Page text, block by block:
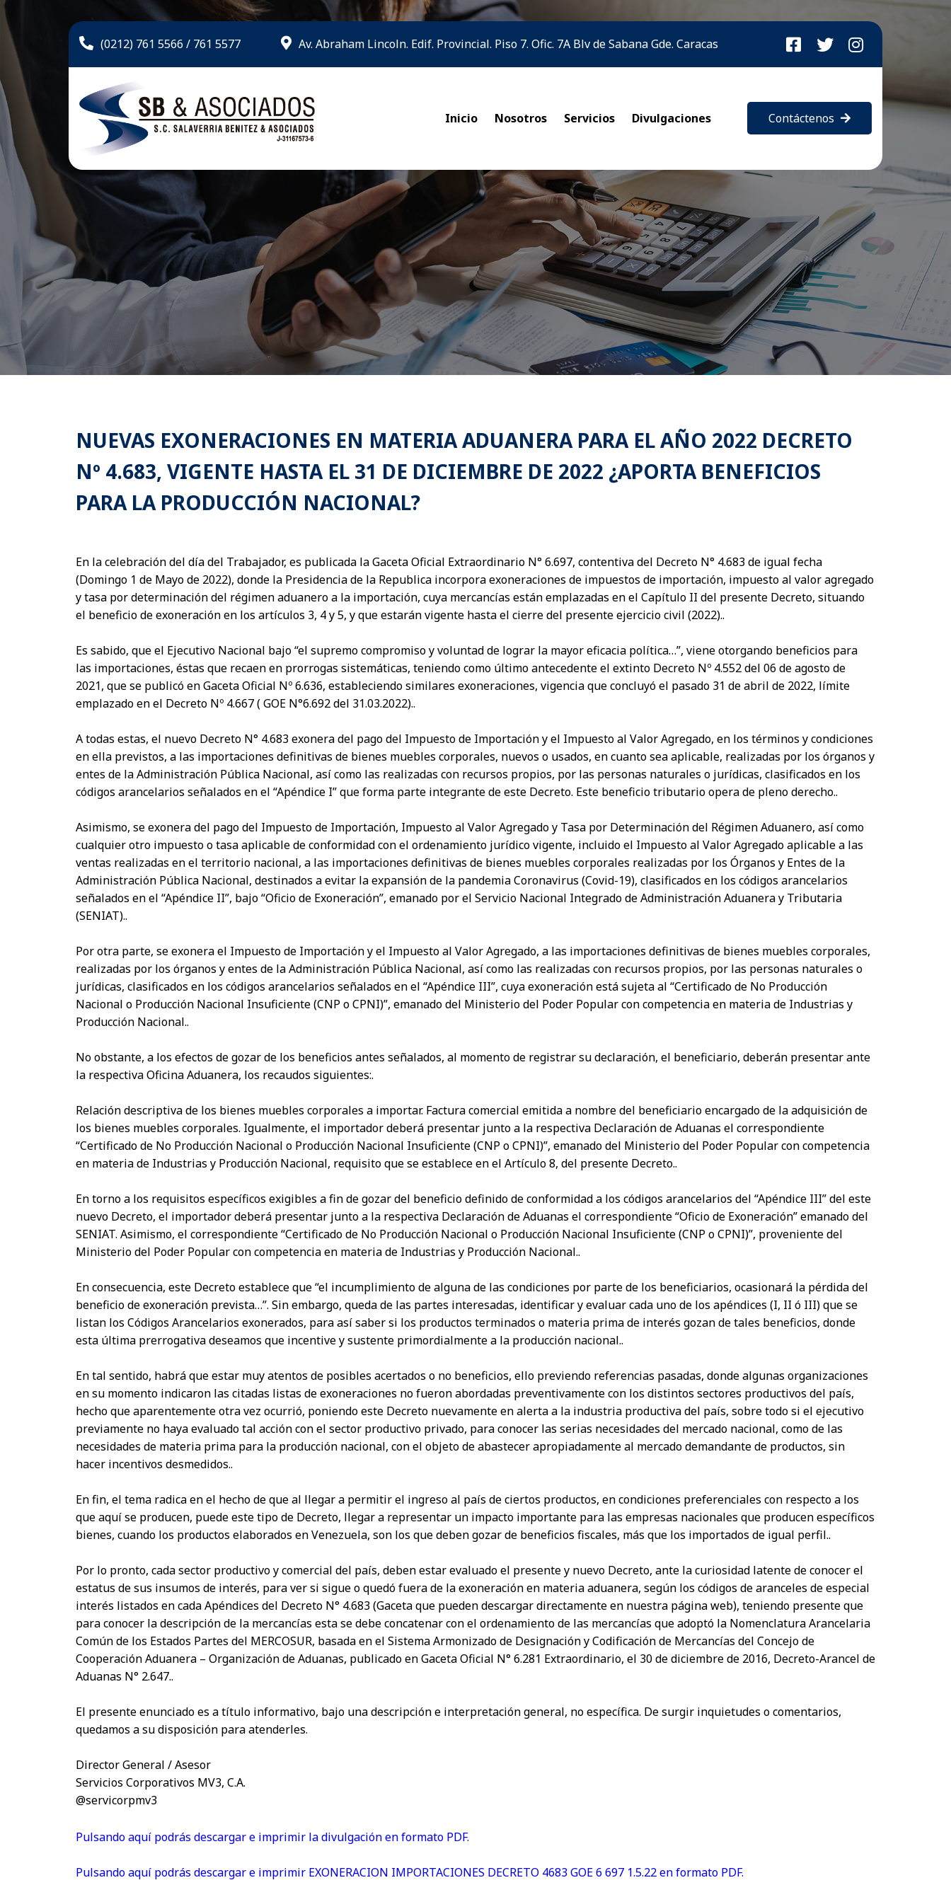
(0212) 761 5566 / 761 5577 Av. Abraham Lincoln. Edif. Provincial. Piso 7. Ofic. 7A Blv de Sabana Gde. Caracas
Inicio Nosotros Servicios Divulgaciones Contáctenos
NUEVAS EXONERACIONES EN MATERIA ADUANERA PARA EL AÑO 2022 DECRETO
Nº 4.683, VIGENTE HASTA EL 31 DE DICIEMBRE DE 2022 ¿APORTA BENEFICIOS
PARA LA PRODUCCIÓN NACIONAL?
En la celebración del día del Trabajador, es publicada la Gaceta Oficial Extraordinario N° 6.697, contentiva del Decreto N° 4.683 de igual fecha
(Domingo 1 de Mayo de 2022), donde la Presidencia de la Republica incorpora exoneraciones de impuestos de importación, impuesto al valor agregado
y tasa por determinación del régimen aduanero a la importación, cuya mercancías están emplazadas en el Capítulo II del presente Decreto, situando
el beneficio de exoneración en los artículos 3, 4 y 5, y que estarán vigente hasta el cierre del presente ejercicio civil (2022)..
Es sabido, que el Ejecutivo Nacional bajo “el supremo compromiso y voluntad de lograr la mayor eficacia política…”, viene otorgando beneficios para
las importaciones, éstas que recaen en prorrogas sistemáticas, teniendo como último antecedente el extinto Decreto Nº 4.552 del 06 de agosto de
2021, que se publicó en Gaceta Oficial Nº 6.636, estableciendo similares exoneraciones, vigencia que concluyó el pasado 31 de abril de 2022, límite
emplazado en el Decreto Nº 4.667 ( GOE N°6.692 del 31.03.2022)..
A todas estas, el nuevo Decreto N° 4.683 exonera del pago del Impuesto de Importación y el Impuesto al Valor Agregado, en los términos y condiciones
en ella previstos, a las importaciones definitivas de bienes muebles corporales, nuevos o usados, en cuanto sea aplicable, realizadas por los órganos y
entes de la Administración Pública Nacional, así como las realizadas con recursos propios, por las personas naturales o jurídicas, clasificados en los
códigos arancelarios señalados en el “Apéndice I” que forma parte integrante de este Decreto. Este beneficio tributario opera de pleno derecho..
Asimismo, se exonera del pago del Impuesto de Importación, Impuesto al Valor Agregado y Tasa por Determinación del Régimen Aduanero, así como
cualquier otro impuesto o tasa aplicable de conformidad con el ordenamiento jurídico vigente, incluido el Impuesto al Valor Agregado aplicable a las
ventas realizadas en el territorio nacional, a las importaciones definitivas de bienes muebles corporales realizadas por los Órganos y Entes de la
Administración Pública Nacional, destinados a evitar la expansión de la pandemia Coronavirus (Covid-19), clasificados en los códigos arancelarios
señalados en el “Apéndice II”, bajo “Oficio de Exoneración”, emanado por el Servicio Nacional Integrado de Administración Aduanera y Tributaria
(SENIAT)..
Por otra parte, se exonera el Impuesto de Importación y el Impuesto al Valor Agregado, a las importaciones definitivas de bienes muebles corporales,
realizadas por los órganos y entes de la Administración Pública Nacional, así como las realizadas con recursos propios, por las personas naturales o
jurídicas, clasificados en los códigos arancelarios señalados en el “Apéndice III”, cuya exoneración está sujeta al “Certificado de No Producción
Nacional o Producción Nacional Insuficiente (CNP o CPNI)”, emanado del Ministerio del Poder Popular con competencia en materia de Industrias y
Producción Nacional..
No obstante, a los efectos de gozar de los beneficios antes señalados, al momento de registrar su declaración, el beneficiario, deberán presentar ante
la respectiva Oficina Aduanera, los recaudos siguientes:.
Relación descriptiva de los bienes muebles corporales a importar. Factura comercial emitida a nombre del beneficiario encargado de la adquisición de
los bienes muebles corporales. Igualmente, el importador deberá presentar junto a la respectiva Declaración de Aduanas el correspondiente
“Certificado de No Producción Nacional o Producción Nacional Insuficiente (CNP o CPNI)”, emanado del Ministerio del Poder Popular con competencia
en materia de Industrias y Producción Nacional, requisito que se establece en el Artículo 8, del presente Decreto..
En torno a los requisitos específicos exigibles a fin de gozar del beneficio definido de conformidad a los códigos arancelarios del “Apéndice III” del este
nuevo Decreto, el importador deberá presentar junto a la respectiva Declaración de Aduanas el correspondiente “Oficio de Exoneración” emanado del
SENIAT. Asimismo, el correspondiente “Certificado de No Producción Nacional o Producción Nacional Insuficiente (CNP o CPNI)”, proveniente del
Ministerio del Poder Popular con competencia en materia de Industrias y Producción Nacional..
En consecuencia, este Decreto establece que “el incumplimiento de alguna de las condiciones por parte de los beneficiarios, ocasionará la pérdida del
beneficio de exoneración prevista…”. Sin embargo, queda de las partes interesadas, identificar y evaluar cada uno de los apéndices (I, II ó III) que se
listan los Códigos Arancelarios exonerados, para así saber si los productos terminados o materia prima de interés gozan de tales beneficios, donde
esta última prerrogativa deseamos que incentive y sustente primordialmente a la producción nacional..
En tal sentido, habrá que estar muy atentos de posibles acertados o no beneficios, ello previendo referencias pasadas, donde algunas organizaciones
en su momento indicaron las citadas listas de exoneraciones no fueron abordadas preventivamente con los distintos sectores productivos del país,
hecho que aparentemente otra vez ocurrió, poniendo este Decreto nuevamente en alerta a la industria productiva del país, sobre todo si el ejecutivo
previamente no haya evaluado tal acción con el sector productivo privado, para conocer las serias necesidades del mercado nacional, como de las
necesidades de materia prima para la producción nacional, con el objeto de abastecer apropiadamente al mercado demandante de productos, sin
hacer incentivos desmedidos..
En fin, el tema radica en el hecho de que al llegar a permitir el ingreso al país de ciertos productos, en condiciones preferenciales con respecto a los
que aquí se producen, puede este tipo de Decreto, llegar a representar un impacto importante para las empresas nacionales que producen específicos
bienes, cuando los productos elaborados en Venezuela, son los que deben gozar de beneficios fiscales, más que los importados de igual perfil..
Por lo pronto, cada sector productivo y comercial del país, deben estar evaluado el presente y nuevo Decreto, ante la curiosidad latente de conocer el
estatus de sus insumos de interés, para ver si sigue o quedó fuera de la exoneración en materia aduanera, según los códigos de aranceles de especial
interés listados en cada Apéndices del Decreto N° 4.683 (Gaceta que pueden descargar directamente en nuestra página web), teniendo presente que
para conocer la descripción de la mercancías esta se debe concatenar con el ordenamiento de las mercancías que adoptó la Nomenclatura Arancelaria
Común de los Estados Partes del MERCOSUR, basada en el Sistema Armonizado de Designación y Codificación de Mercancías del Concejo de
Cooperación Aduanera – Organización de Aduanas, publicado en Gaceta Oficial N° 6.281 Extraordinario, el 30 de diciembre de 2016, Decreto-Arancel de
Aduanas N° 2.647..
El presente enunciado es a título informativo, bajo una descripción e interpretación general, no específica. De surgir inquietudes o comentarios,
quedamos a su disposición para atenderles.
Director General / Asesor
Servicios Corporativos MV3, C.A.
@servicorpmv3
Pulsando aquí podrás descargar e imprimir la divulgación en formato PDF.
Pulsando aquí podrás descargar e imprimir EXONERACION IMPORTACIONES DECRETO 4683 GOE 6 697 1.5.22 en formato PDF.